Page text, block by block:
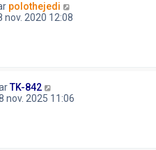
polothejedi
nov. 2020 12:08
TK-842
nov. 2025 11:06